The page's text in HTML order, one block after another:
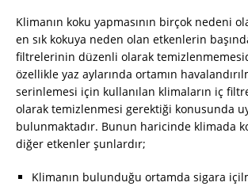
Klimanın koku yapmasının birçok nedeni
en sık kokuya neden olan etkenlerin
filtrelerinin düzenli olarak
özellikle yaz aylarında ortamın
serinlemesi için kullanılan klimaların iç
olarak temizlenmesi gerektiği konusunda
bulunmaktadır. Bunun haricinde klimada
diğer etkenler şunlardır;
Klimanın bulunduğu ortamda sigara